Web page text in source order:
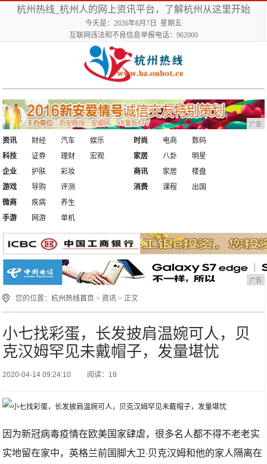
杭州热线_杭州人的网上资讯平台，了解杭州从这里开始
今天是：2026年8月7日 星期五
互联网违法和不良信息举报电话：962000
广告
资讯 财经 汽车
娱乐
科技
证券 理财 宏观
时尚 电商
数码
家居
八卦
明星
企业
护肤
彩妆
游戏
导购 评测
商讯 家居
楼盘
消费
课程
出国
微商
疾病
养生
手游
网游 单机
广告
您的位置：杭州热线首页 >资讯 > 正文
小七找彩蛋，长发披肩温婉可人，贝
克汉姆罕见未戴帽子，发量堪忧
2020-04-14 09:24:10 阅读：18
因为新冠病毒疫情在欧美国家肆虐，很多名人都不得不老老实
实地留在家中，英格兰前国脚大卫·贝克汉姆和他的家人隔离在